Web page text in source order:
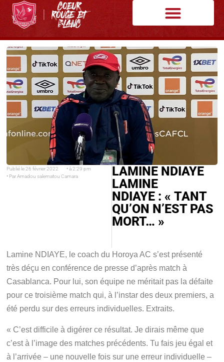
Publié le 26 février 2022 • à 2:29 pm
• ParAmadou salematou Camara
LAMINE NDIAYE
LAMINE
NDIAYE : « TANT
QU’ON N’EST PAS
MORT… »
Lamine NDIAYE, le coach du Horoya AC s’est présenté
très déçu en conférence de presse d’après match à
Casablanca. Pour lui, son équipe ne méritait pas la défaite
pour ce troisième match qui, à l’instar des deux premiers, a
été perdu sur des erreurs individuelles. Extraits.
« C’est difficile à digérer ce résultat. Je dirais même que
c’est à l’image des matches précédents. Tu fais jeu égal et
à l’arrivée – une nouvelle fois sur une erreur individuelle –